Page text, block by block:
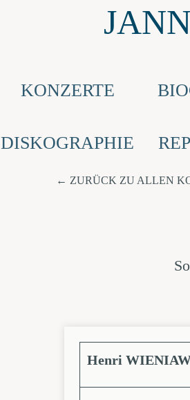
KONZERTE
DISKOGRAPHIE
ZURÜCK ZU ALLEN
Henri